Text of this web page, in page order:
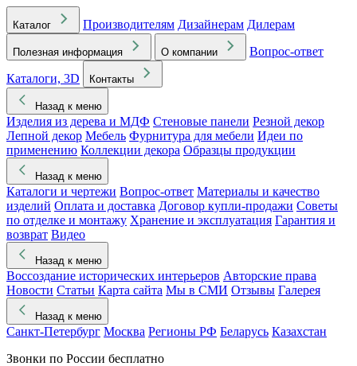
Каталог Производителям Дизайнерам Дилерам
Полезная информация О компании
Вопрос-ответ
Каталоги, 3D
Контакты
Назад к меню
Изделия из дерева и МДФ Стеновые панели Резной декор
Лепной декор Мебель Фурнитура для мебели Идеи по
применению Коллекции декора Образцы продукции
Назад к меню
Каталоги и чертежи Вопрос-ответ Материалы и качество
изделий Оплата и доставка Договор купли-продажи Советы
по отделке и монтажу Хранение и эксплуатация Гарантия и
возврат Видео
Назад к меню
Воссоздание исторических интерьеров Авторские права
Новости Статьи Карта сайта Мы в СМИ Отзывы Галерея
Назад к меню
Санкт-Петербург Москва Регионы РФ Беларусь Казахстан
Звонки по России бесплатно